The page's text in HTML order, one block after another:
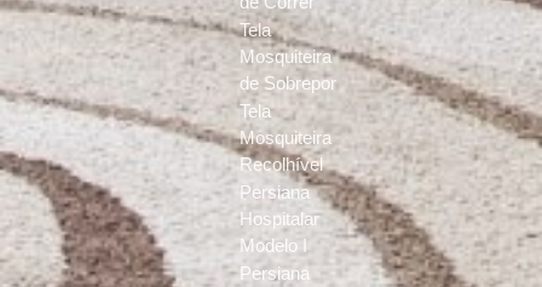
Tela
Mosquiteira
de Sobrepor
Tela
Mosquiteira
Recolhível
Persiana
Hospitalar
Modelo I
Persiana